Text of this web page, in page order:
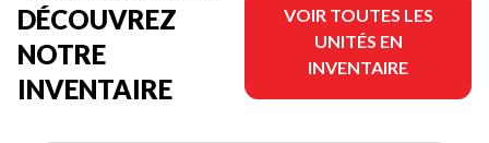
DÉCOUVREZ
NOTRE
INVENTAIRE
VOIR TOUTES LES
UNITÉS EN
INVENTAIRE